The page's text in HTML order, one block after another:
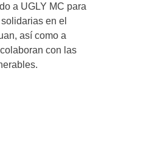
a UGLY MC para
en el
así como a
con las